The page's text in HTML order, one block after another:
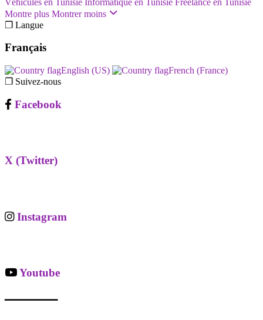
Montre plus Montrer moins
❐ Langue
Français
English (US)‎
French (France)‎
❐ Suivez-nous
Facebook
X (Twitter)
Instagram
Youtube
ـــــــــــــــ